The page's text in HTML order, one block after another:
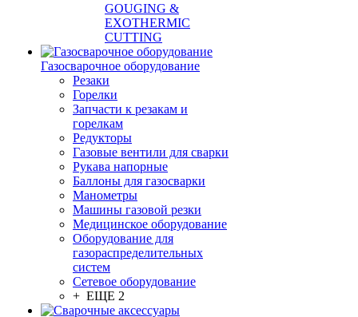
GOUGING &
EXOTHERMIC
CUTTING
Газосварочное оборудование
Резаки
Горелки
Запчасти к резакам и
горелкам
Редукторы
Газовые вентили для сварки
Рукава напорные
Баллоны для газосварки
Манометры
Машины газовой резки
Медицинское оборудование
Оборудование для
газораспределительных
систем
Сетевое оборудование
+ ЕЩЕ 2